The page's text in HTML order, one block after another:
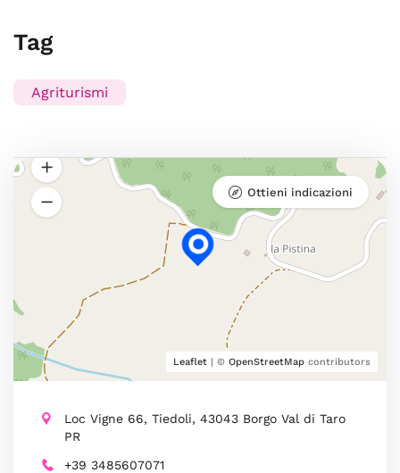
Tag
Agriturismi
Leaflet | © OpenStreetMap contributors
Ottieni indicazioni
Loc Vigne 66, Tiedoli, 43043 Borgo Val di Taro
PR
+39 3485607071